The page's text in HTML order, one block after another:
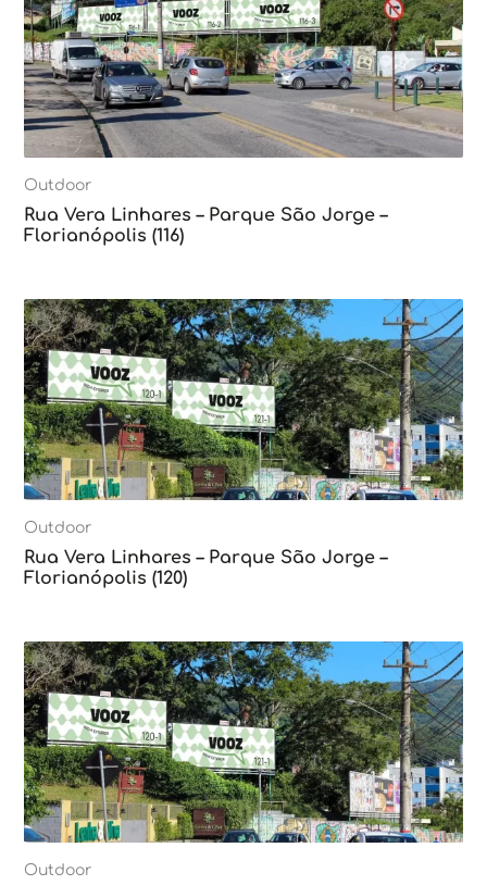
Outdoor
Rua Vera Linhares – Parque São Jorge –
Florianópolis (116)
Outdoor
Rua Vera Linhares – Parque São Jorge –
Florianópolis (120)
Outdoor